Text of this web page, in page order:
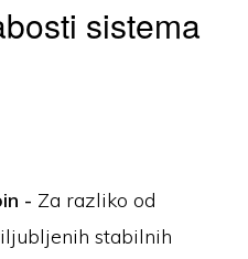
sistema
- Za razliko od
stabilnih